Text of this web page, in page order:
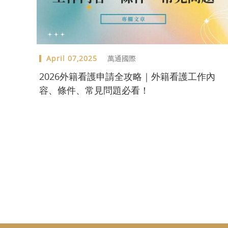
April 07,2025 萬通國際
2026外籍看護申請全攻略｜外籍看護工作內
容、條件、常見問題必看！